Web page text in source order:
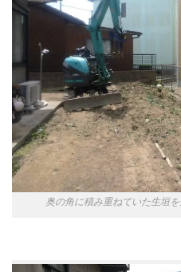
奥の角に積み重ねていた生垣